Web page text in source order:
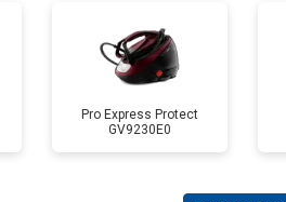
Pro Express Protect
GV9230E0